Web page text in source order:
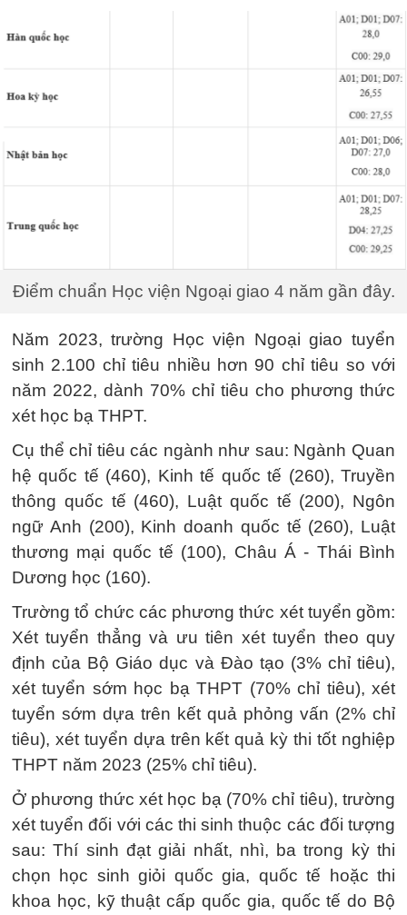
Điểm chuẩn Học viện Ngoại giao 4 năm gần đây.
Năm 2023, trường Học viện Ngoại giao tuyển
sinh 2.100 chỉ tiêu nhiều hơn 90 chỉ tiêu so với
năm 2022, dành 70% chỉ tiêu cho phương thức
xét học bạ THPT.
Cụ thể chỉ tiêu các ngành như sau: Ngành Quan
hệ quốc tế (460), Kinh tế quốc tế (260), Truyền
thông quốc tế (460), Luật quốc tế (200), Ngôn
ngữ Anh (200), Kinh doanh quốc tế (260), Luật
thương mại quốc tế (100), Châu Á - Thái Bình
Dương học (160).
Trường tổ chức các phương thức xét tuyển gồm:
Xét tuyển thẳng và ưu tiên xét tuyển theo quy
định của Bộ Giáo dục và Đào tạo (3% chỉ tiêu),
xét tuyển sớm học bạ THPT (70% chỉ tiêu), xét
tuyển sớm dựa trên kết quả phỏng vấn (2% chỉ
tiêu), xét tuyển dựa trên kết quả kỳ thi tốt nghiệp
THPT năm 2023 (25% chỉ tiêu).
Ở phương thức xét học bạ (70% chỉ tiêu), trường
xét tuyển đối với các thi sinh thuộc các đối tượng
sau: Thí sinh đạt giải nhất, nhì, ba trong kỳ thi
chọn học sinh giỏi quốc gia, quốc tế hoặc thi
khoa học, kỹ thuật cấp quốc gia, quốc tế do Bộ